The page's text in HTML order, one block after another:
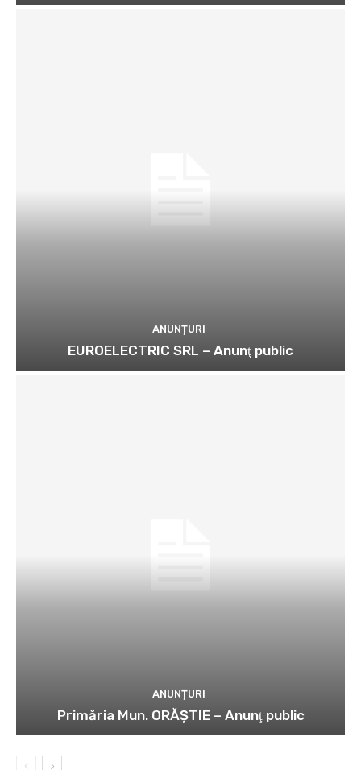
ANUNȚURI
EUROELECTRIC SRL – Anunţ public
ANUNȚURI
Primăria Mun. ORĂȘTIE – Anunţ public